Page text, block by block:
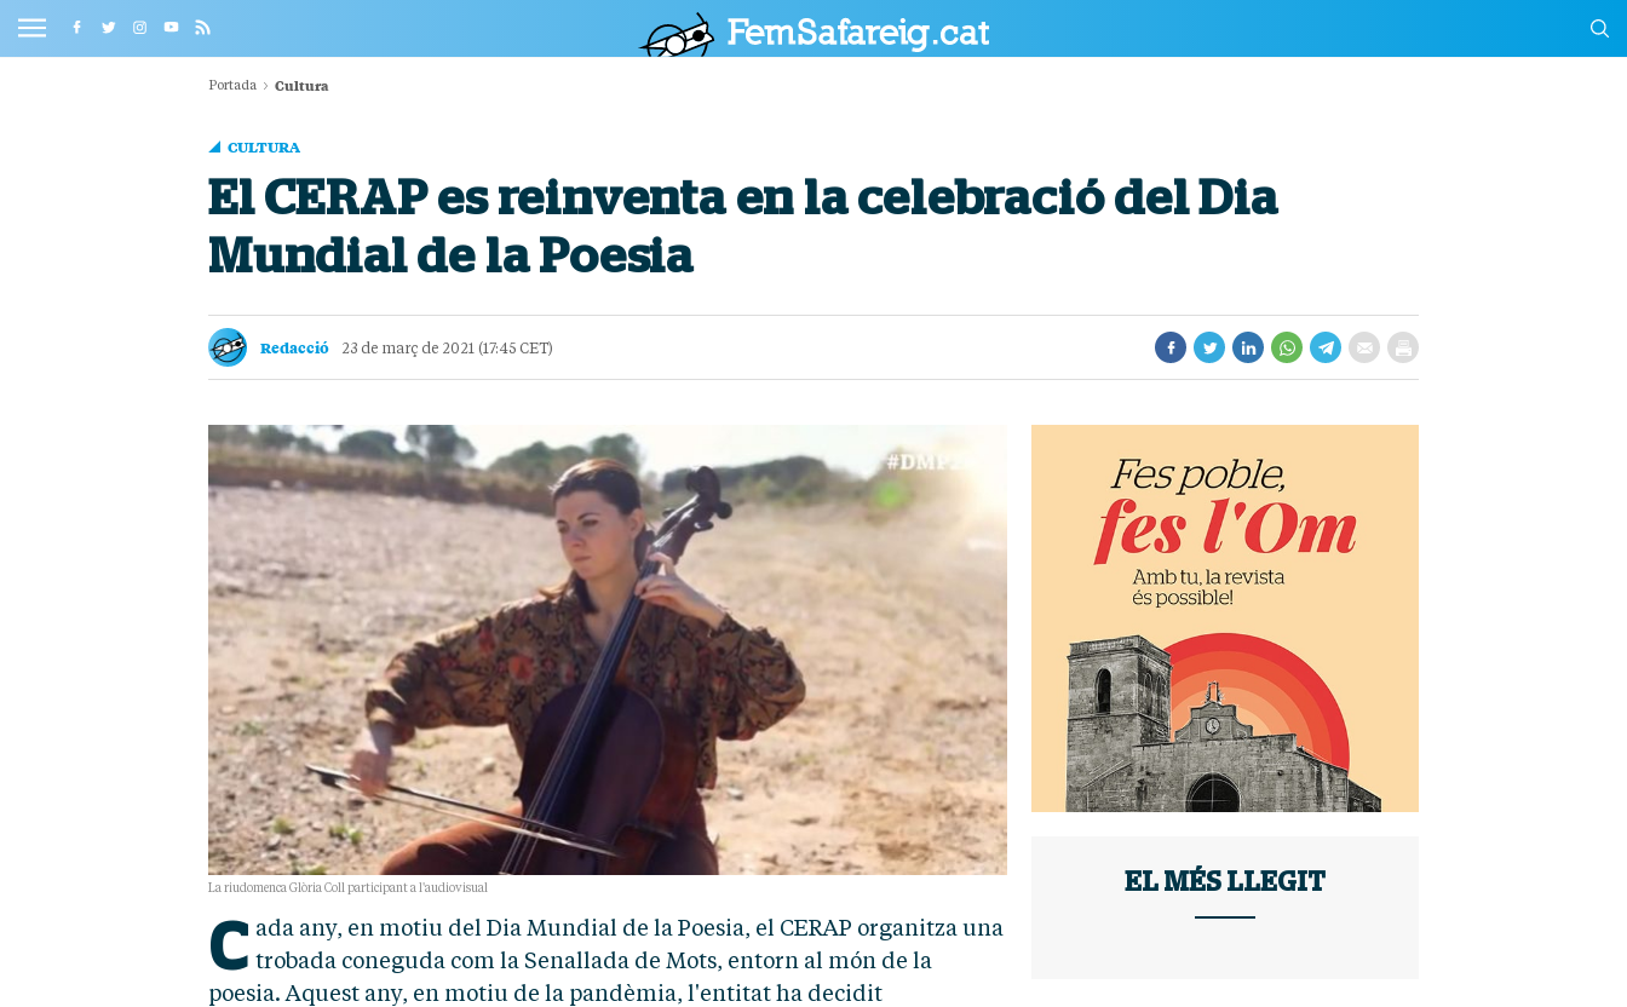
Portada Cultura
CULTURA
El CERAP es reinventa en la celebració del Dia
Mundial de la Poesia
Redacció 23 de març de 2021 (17:45 CET)
La riudomenca Glòria Coll participant a l'audiovisual
C ada any, en motiu del Dia Mundial de la Poesia, el CERAP organitza una
trobada coneguda com la Senallada de Mots, entorn al món de la
poesia. Aquest any, en motiu de la pandèmia, l'entitat ha decidit
EL MÉS LLEGIT